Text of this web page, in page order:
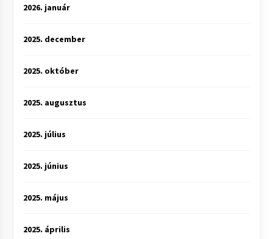
2026. január
2025. december
2025. október
2025. augusztus
2025. július
2025. június
2025. május
2025. április